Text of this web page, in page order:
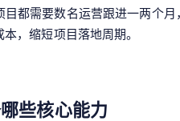
都需要数名运营跟进一两个
，缩短项目落地周期。
些核心能力